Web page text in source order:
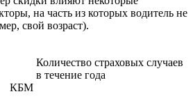
на часть из которых водитель не
свой возраст).
КБМ
Количество страховых случаев
в течение года